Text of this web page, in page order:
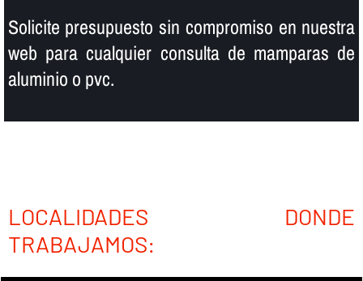
Solicite presupuesto sin compromiso en nuestra
web para cualquier consulta de mamparas de
aluminio o pvc.
LOCALIDADES DONDE
TRABAJAMOS: